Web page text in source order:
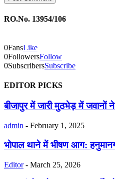
RO.No. 13954/106
0FansLike
0FollowersFollow
0SubscribersSubscribe
EDITOR PICKS
बीजापुर में जारी मुठभेड़ में जवानों
admin - February 1, 2025
भोपाल थाने में भीषण आग:
Editor - March 25, 2026